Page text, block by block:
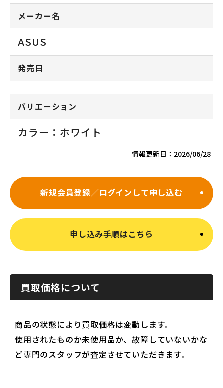
メーカー名
ASUS
発売日
バリエーション
カラー：ホワイト
情報更新日： 2026/06/28
新規会員登録／ログインして申し込む
申し込み手順はこちら
買取価格について
商品の状態により買取価格は変動します。
使用されたものか未使用品か、故障していないかな
ど専門のスタッフが査定させていただきます。